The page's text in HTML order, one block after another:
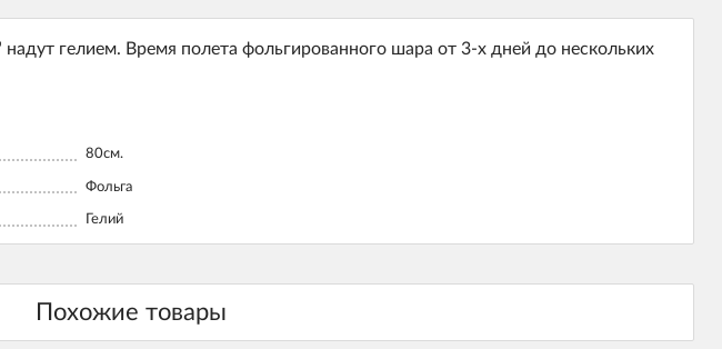
гелием. Время полета фольгированного шара от 3-х дней до нескольких
80см.
Фольга
Гелий